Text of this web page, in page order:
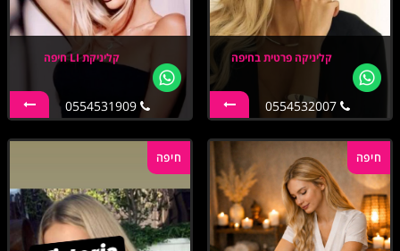
קליניקה פרטית בחיפה
0554532007
קליניקת LI חיפה
0554531909
חיפה חיפה